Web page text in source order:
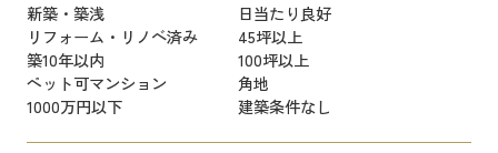
新築・築浅
日当たり良好
リフォーム・リノベ済み
45坪以上
築10年以内
100坪以上
ペット可マンション
角地
1000万円以下
建築条件なし